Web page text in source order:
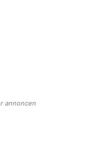
annoncen